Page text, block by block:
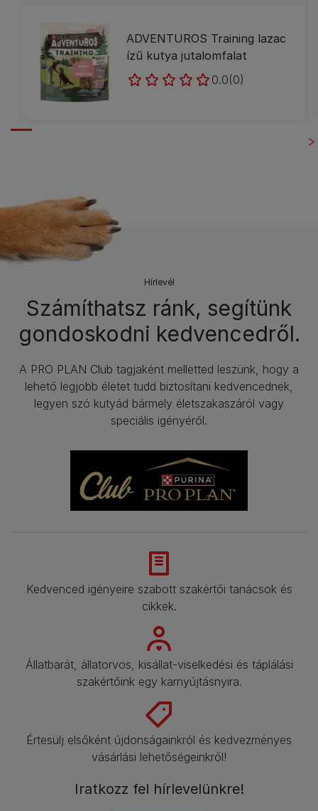
ADVENTUROS Training lazac
ízű kutya jutalomfalat
0.0(0)
Hírlevél​
Számíthatsz ránk, segítünk
gondoskodni kedvencedről.
A PRO PLAN Club tagjaként melletted leszünk, hogy a
lehető legjobb életet tudd biztosítani kedvencednek,
legyen szó kutyád bármely életszakaszáról vagy
speciális igényéről.
Kedvenced igényeire szabott szakértői tanácsok és
cikkek.
Állatbarát, állatorvos, kisállat-viselkedési és táplálási
szakértőink egy karnyújtásnyira.
Értesülj elsőként újdonságainkról és kedvezményes
vásárlási lehetőségeinkről!​
Iratkozz fel hírlevelünkre!